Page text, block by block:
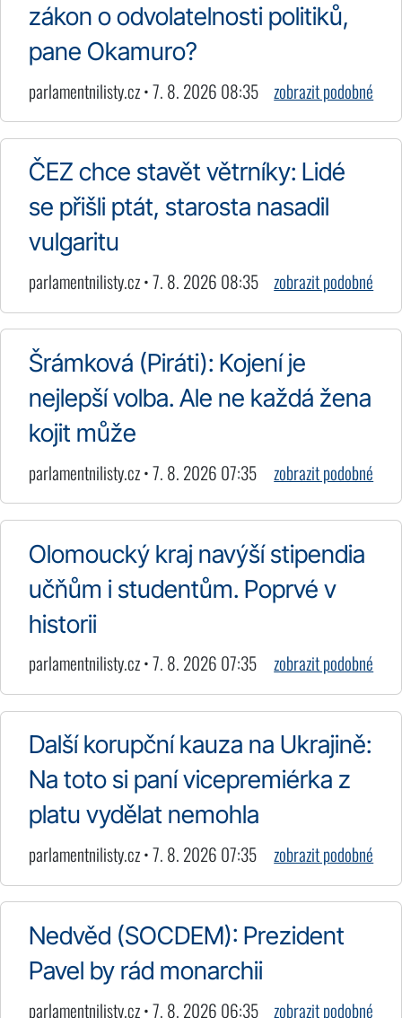
zákon o odvolatelnosti politiků,
pane Okamuro?
parlamentnilisty.cz • 7. 8. 2026 08:35 zobrazit podobné
ČEZ chce stavět větrníky: Lidé
se přišli ptát, starosta nasadil
vulgaritu
parlamentnilisty.cz • 7. 8. 2026 08:35 zobrazit podobné
Šrámková (Piráti): Kojení je
nejlepší volba. Ale ne každá žena
kojit může
parlamentnilisty.cz • 7. 8. 2026 07:35 zobrazit podobné
Olomoucký kraj navýší stipendia
učňům i studentům. Poprvé v
historii
parlamentnilisty.cz • 7. 8. 2026 07:35 zobrazit podobné
Další korupční kauza na Ukrajině:
Na toto si paní vicepremiérka z
platu vydělat nemohla
parlamentnilisty.cz • 7. 8. 2026 07:35 zobrazit podobné
Nedvěd (SOCDEM): Prezident
Pavel by rád monarchii
parlamentnilisty.cz • 7. 8. 2026 06:35 zobrazit podobné